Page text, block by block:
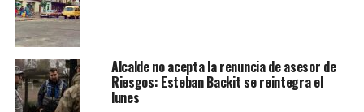
Alcalde no acepta la renuncia de asesor de
Riesgos: Esteban Backit se reintegra el
lunes